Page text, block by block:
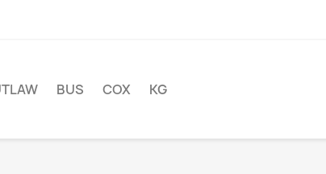
BUS COX KG